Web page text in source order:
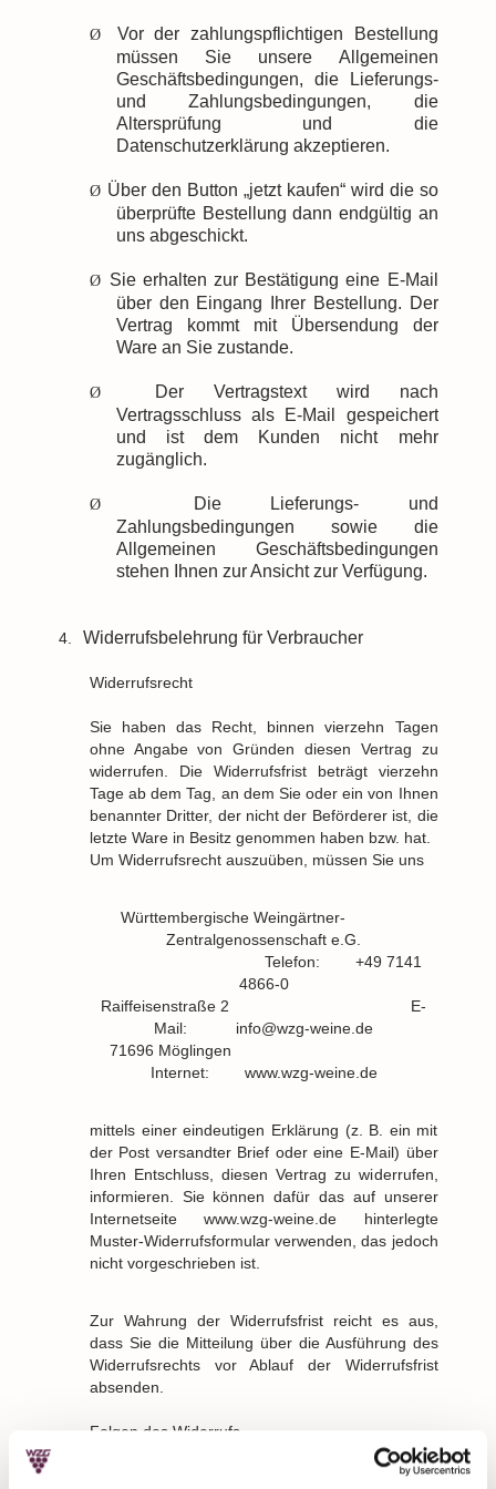
Ø
Vor der zahlungspflichtigen Bestellung
müssen Sie unsere Allgemeinen
Geschäftsbedingungen, die Lieferungs-
und Zahlungsbedingungen, die
Altersprüfung und die
Datenschutzerklärung akzeptieren.
Ø Über den Button „jetzt kaufen“ wird die so
überprüfte Bestellung dann endgültig an
uns abgeschickt.
Ø
Sie erhalten zur Bestätigung eine E-Mail
über den Eingang Ihrer Bestellung. Der
Vertrag kommt mit Übersendung der
Ware an Sie zustande.
Ø
Der Vertragstext wird nach
Vertragsschluss als E-Mail gespeichert
und ist dem Kunden nicht mehr
zugänglich.
Ø
Die Lieferungs- und
Zahlungsbedingungen sowie die
Allgemeinen Geschäftsbedingungen
stehen Ihnen zur Ansicht zur Verfügung.
4. Widerrufsbelehrung für Verbraucher
Widerrufsrecht
Sie haben das Recht, binnen vierzehn Tagen
ohne Angabe von Gründen diesen Vertrag zu
widerrufen. Die Widerrufsfrist beträgt vierzehn
Tage ab dem Tag, an dem Sie oder ein von Ihnen
benannter Dritter, der nicht der Beförderer ist, die
letzte Ware in Besitz genommen haben bzw. hat.
Um Widerrufsrecht auszuüben, müssen Sie uns
Württembergische Weingärtner-
Zentralgenossenschaft e.G.
Telefon:
+49 7141
4866-0
Raiffeisenstraße 2
E-
Mail:
info@wzg-weine.de
71696 Möglingen
Internet:
www.wzg-weine.de
mittels einer eindeutigen Erklärung (z. B. ein mit
der Post versandter Brief oder eine E-Mail) über
Ihren Entschluss, diesen Vertrag zu widerrufen,
informieren. Sie können dafür das auf unserer
Internetseite www.wzg-weine.de hinterlegte
Muster-Widerrufsformular verwenden, das jedoch
nicht vorgeschrieben ist.
Zur Wahrung der Widerrufsfrist reicht es aus,
dass Sie die Mitteilung über die Ausführung des
Widerrufsrechts vor Ablauf der Widerrufsfrist
absenden.
Folgen des Widerrufs
Wenn Sie diesen Vertrag widerrufen, haben wir
Ihnen alle Zahlungen, die wir von Ihnen erhalten